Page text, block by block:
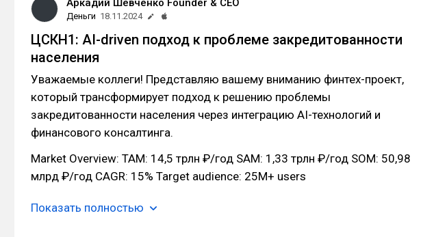
Аркадий Шевченко Founder & CEO
Деньги 18.11.2024
ЦСКН1: AI-driven подход к проблеме закредитованности
населения
Уважаемые коллеги! Представляю вашему вниманию финтех-проект,
который трансформирует подход к решению проблемы
закредитованности населения через интеграцию AI-технологий и
финансового консалтинга.
Market Overview: TAM: 14,5 трлн ₽/год SAM: 1,33 трлн ₽/год SOM: 50,98
млрд ₽/год CAGR: 15% Target audience: 25M+ users
Показать полностью